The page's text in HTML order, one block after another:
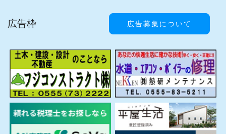
広告枠 広告募集について